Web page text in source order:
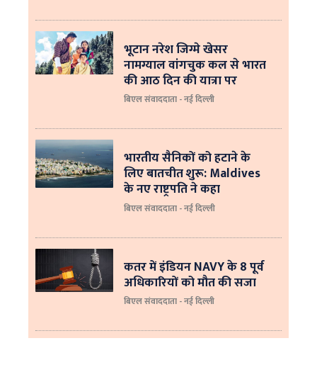
भूटान नरेश जिग्मे खेसर
नामग्याल वांगचुक कल से भारत
की आठ दिन की यात्रा पर
बिएल संवाददाता - नई दिल्ली
भारतीय सैनिकों को हटाने के
लिए बातचीत शुरू: Maldives
के नए राष्ट्रपति ने कहा
बिएल संवाददाता - नई दिल्‍ली
कतर में इंडियन NAVY के 8 पूर्व
अधिकारियों को मौत की सजा
बिएल संवाददाता - नई दिल्ली